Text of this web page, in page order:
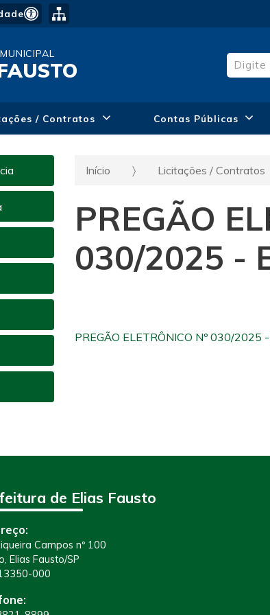
/ Contratos Contas Públicas
Início Licitações / Contratos
PREGÃO
030/2025 -
PREGÃO ELETRÔNICO Nº 030/2025
de Elias Fausto
Campos nº 100
Elias Fausto/SP
000